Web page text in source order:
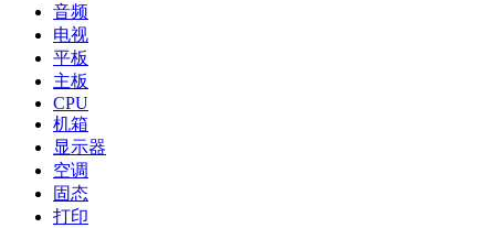
音频
电视
平板
主板
CPU
机箱
显示器
空调
固态
打印